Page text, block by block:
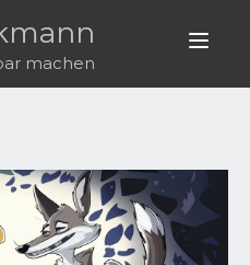
machen